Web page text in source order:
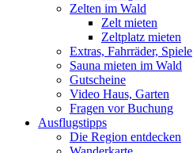
Zelten im Wald
Zelt mieten
Zeltplatz mieten
Extras, Fahrräder, Spiele
Sauna mieten im Wald
Gutscheine
Video Haus, Garten
Fragen vor Buchung
Ausflugstipps
Die Region entdecken